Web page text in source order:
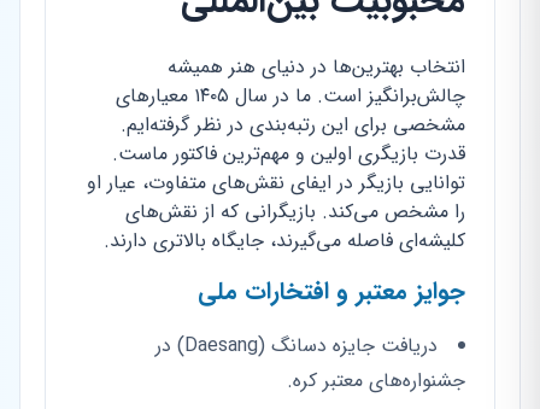
انتخاب بهترین‌ها در دنیای هنر همیشه
چالش‌برانگیز است. ما در سال ۱۴۰۵ معیارهای
مشخصی برای این رتبه‌بندی در نظر گرفته‌ایم.
قدرت بازیگری اولین و مهم‌ترین فاکتور ماست.
توانایی بازیگر در ایفای نقش‌های متفاوت، عیار او
را مشخص می‌کند. بازیگرانی که از نقش‌های
کلیشه‌ای فاصله می‌گیرند، جایگاه بالاتری دارند.
جوایز معتبر و افتخارات ملی
دریافت جایزه دسانگ (Daesang) در
جشنواره‌های معتبر کره.